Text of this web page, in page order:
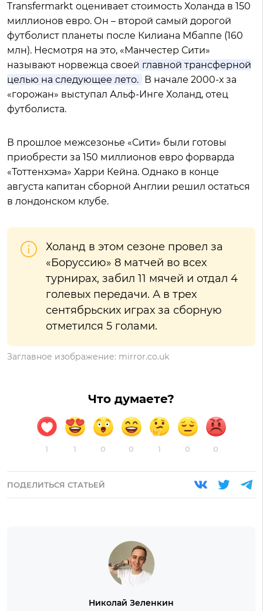
Transfermarkt оценивает стоимость Холанда в 150
миллионов евро. Он – второй самый дорогой
футболист планеты после Килиана Мбаппе (160
млн). Несмотря на это, «Манчестер Сити»
называют норвежца своей главной трансферной
целью на следующее лето.
В начале 2000-х за
«горожан» выступал Альф-Инге Холанд, отец
футболиста.
В прошлое межсезонье «Сити» были готовы
приобрести за 150 миллионов евро форварда
«Тоттенхэма» Харри Кейна. Однако в конце
августа капитан сборной Англии решил остаться
в лондонском клубе.
Холанд в этом сезоне провел за
«Боруссию» 8 матчей во всех
турнирах, забил 11 мячей и отдал 4
голевых передачи. А в трех
сентябрьских играх за сборную
отметился 5 голами.
Заглавное изображение: mirror.co.uk
Что думаете?
1 1 0 0 1 0 0
ПОДЕЛИТЬСЯ СТАТЬЕЙ
Николай Зеленкин